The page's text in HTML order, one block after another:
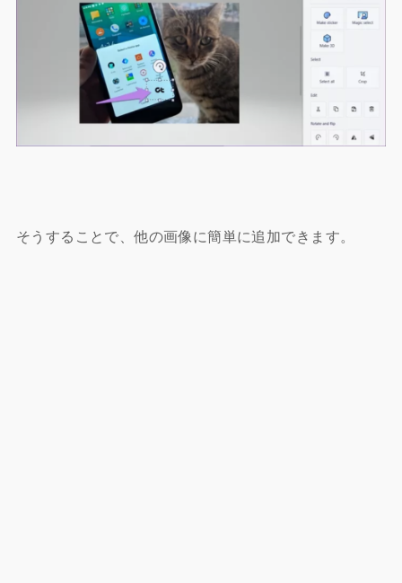
そうすることで、他の画像に簡単に追加できます。